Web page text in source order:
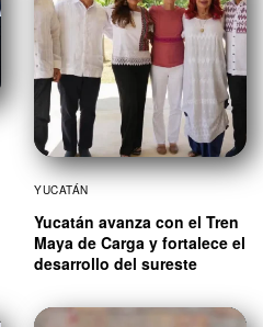
YUCATÁN
Yucatán avanza con el Tren
Maya de Carga y fortalece el
desarrollo del sureste